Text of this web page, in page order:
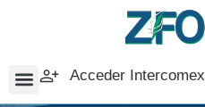
Acceder Intercomex